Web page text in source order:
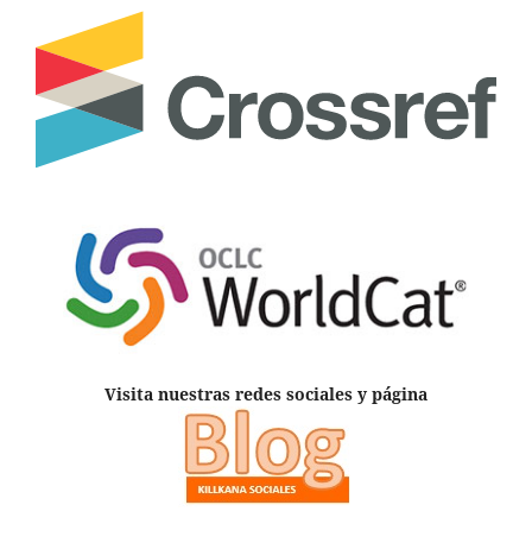
Visita nuestras redes sociales y página